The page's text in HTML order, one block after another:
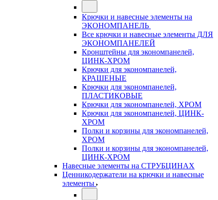
Крючки и навесные элементы на
ЭКОНОМПАНЕЛЬ
Все крючки и навесные элементы ДЛЯ
ЭКОНОМПАНЕЛЕЙ
Кронштейны для экономпанелей,
ЦИНК-ХРОМ
Крючки для экономпанелей,
КРАШЕНЫЕ
Крючки для экономпанелей,
ПЛАСТИКОВЫЕ
Крючки для экономпанелей, ХРОМ
Крючки для экономпанелей, ЦИНК-
ХРОМ
Полки и корзины для экономпанелей,
ХРОМ
Полки и корзины для экономпанелей,
ЦИНК-ХРОМ
Навесные элементы на СТРУБЦИНАХ
Ценникодержатели на крючки и навесные
элементы